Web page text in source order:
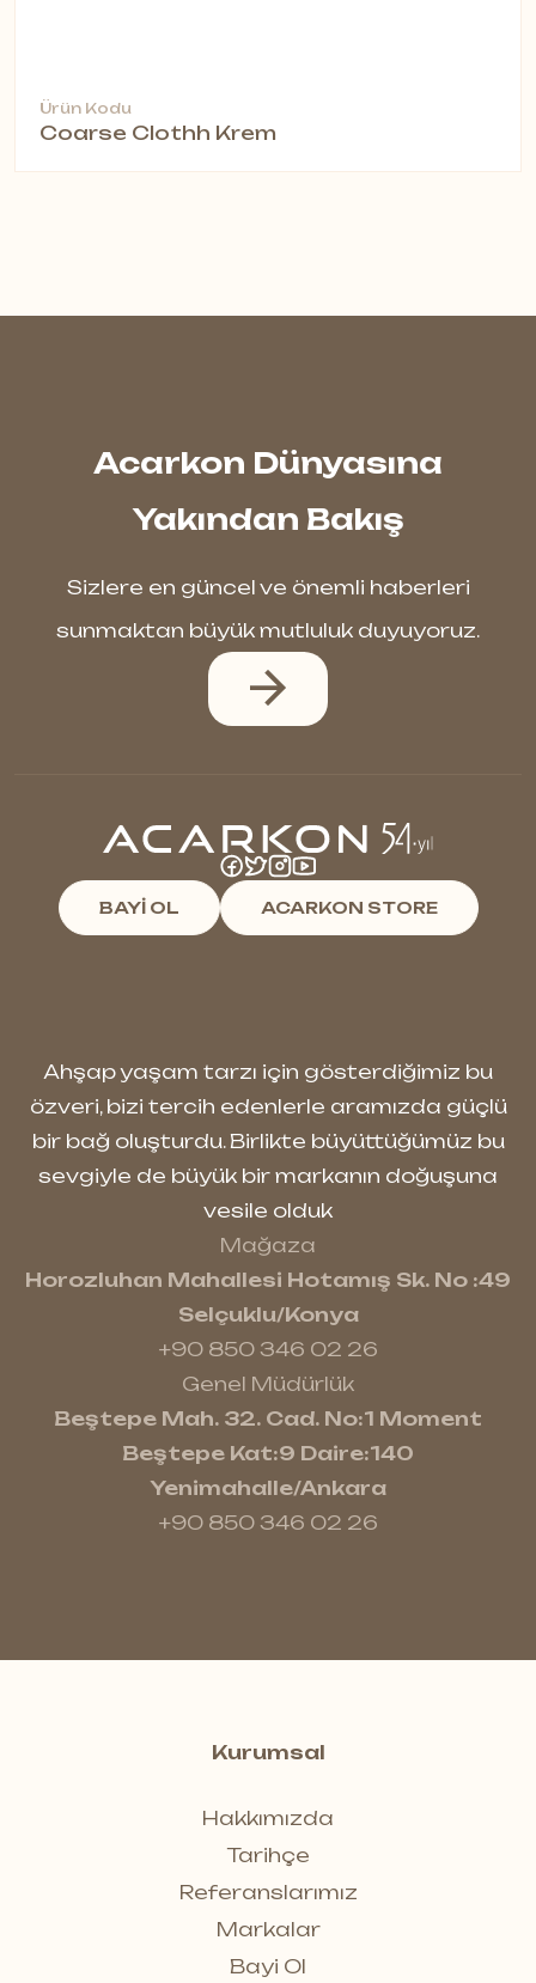
Ürün Kodu
Coarse Clothh Krem
Acarkon Dünyasına
Yakından Bakış
Sizlere en güncel ve önemli haberleri
sunmaktan büyük mutluluk duyuyoruz.
BAYİ OL ACARKON STORE
Ahşap yaşam tarzı için gösterdiğimiz bu
özveri, bizi tercih edenlerle aramızda güçlü
bir bağ oluşturdu. Birlikte büyüttüğümüz bu
sevgiyle de büyük bir markanın doğuşuna
vesile olduk
Mağaza
Horozluhan Mahallesi Hotamış Sk. No :49
Selçuklu/Konya
+90 850 346 02 26
Genel Müdürlük
Beştepe Mah. 32. Cad. No:1 Moment
Beştepe Kat:9 Daire:140
Yenimahalle/Ankara
+90 850 346 02 26
Kurumsal
Hakkımızda
Tarihçe
Referanslarımız
Markalar
Bayi Ol